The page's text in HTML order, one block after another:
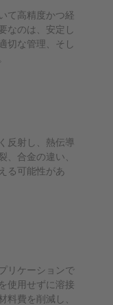
て高精度かつ経
なのは、安定し
切な管理、そし
反射し、熱伝導
、合金の違い、
る可能性があ
リケーションで
使用せずに溶接
料費を削減し、